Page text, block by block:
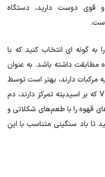
قوی دوست دارید، دستگاه
به گونه ای انتخاب کنید که با
مطابقت داشته باشد. به عنوان
مرکبات دارند، بهتر است توسط
آبجوسازی هایی مانند کومکس و V60 که بر اسیدیته تمرکز دارند، دم
قهوه را با طعم‌های شکلاتی و
تا باد سنگینی متناسب با این